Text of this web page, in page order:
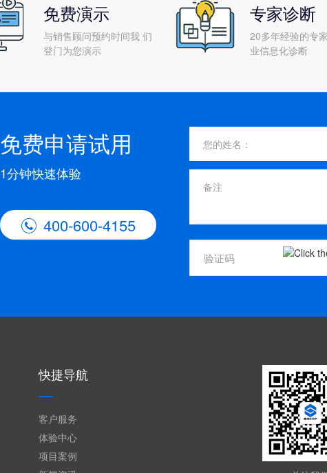
免费演示
与销售顾问预约时间我 们
登门为您演示
专家诊断
20多年经验的专
业信息化诊断
免费申请试用
1分钟快速体验
 400-600-4155
快捷导航
客户服务
体验中心
项目案例